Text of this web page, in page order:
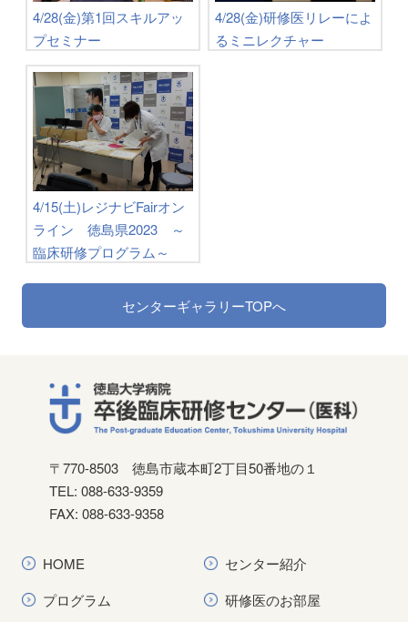
4/28(金)第1回スキルアッ
プセミナー
4/28(金)研修医リレーによ
るミニレクチャー
4/15(土)レジナビFairオン
ライン 徳島県2023 ～
臨床研修プログラム～
センターギャラリーTOPへ
〒770-8503
徳島市蔵本町2丁目50番地の１
TEL: 088-633-9359
FAX: 088-633-9358
HOME
センター紹介
プログラム
研修医のお部屋